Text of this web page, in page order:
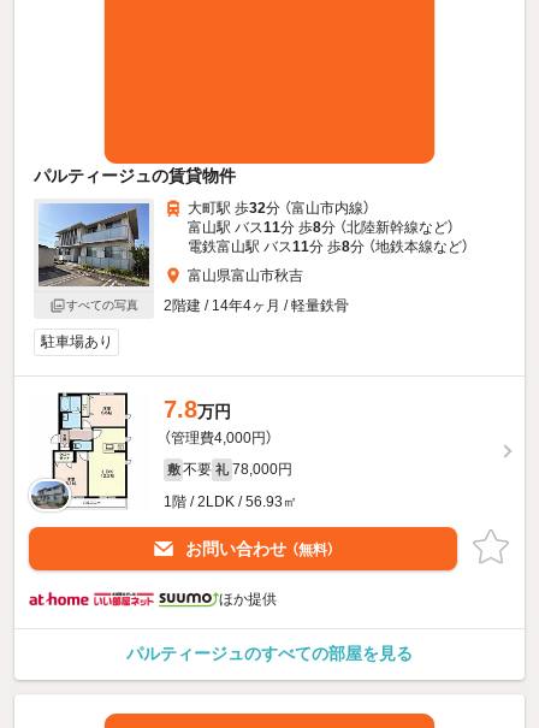
パルティージュの賃貸物件
すべての写真
大町駅 歩32分 （富山市内線）
富山駅 バス11分 歩8分 （北陸新幹線など）
電鉄富山駅 バス11分 歩8分 （地鉄本線など）
富山県富山市秋吉
2階建 / 14年4ヶ月 / 軽量鉄骨
駐車場あり
7.8万円
（管理費4,000円）
敷 不要 礼 78,000円
1階 / 2LDK / 56.93㎡
お問い合わせ （無料）
ほか提供
パルティージュのすべての部屋を見る